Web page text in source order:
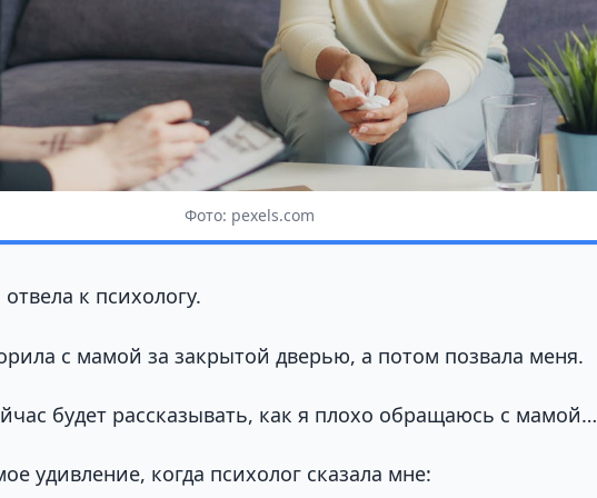
Фото: pexels.com
к психологу.
с мамой за закрытой дверью, а потом позвала меня.
будет рассказывать, как я плохо обращаюсь с мамой…
удивление, когда психолог сказала мне: